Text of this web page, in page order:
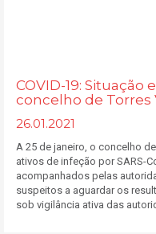
COVID-19:
concelho de Torres
26.01.2021
A 25 de janeiro, o concelho
ativos de infeção por SARS-
acompanhados pelas
suspeitos a aguardar os
sob vigilância ativa das